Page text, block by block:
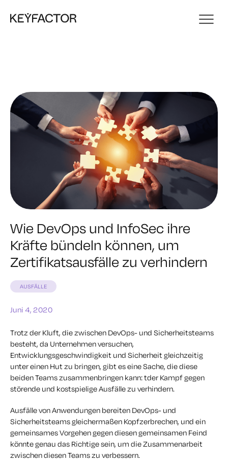
Wie DevOps und InfoSec ihre
Kräfte bündeln können, um
Zertifikatsausfälle zu verhindern
AUSFÄLLE
Juni 4, 2020
Trotz der Kluft, die zwischen DevOps- und Sicherheitsteams
besteht, da Unternehmen versuchen,
Entwicklungsgeschwindigkeit und Sicherheit gleichzeitig
unter einen Hut zu bringen, gibt es eine Sache, die diese
beiden Teams zusammenbringen kann:tder Kampf gegen
störende und kostspieligeAusfälle zu verhindern.
Ausfälle von Anwendungen bereiten DevOps- und
Sicherheitsteams gleichermaßen Kopfzerbrechen, und ein
gemeinsames Vorgehen gegen diesen gemeinsamen Feind
könnte genau das Richtige sein, um die Zusammenarbeit
zwischen diesen Teams zu verbessern.